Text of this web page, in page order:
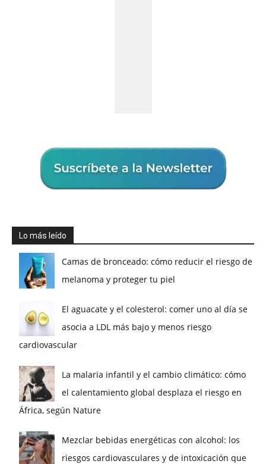
Lo más leído
Camas de bronceado: cómo reducir el riesgo de
melanoma y proteger tu piel
El aguacate y el colesterol: comer uno al día se
asocia a LDL más bajo y menos riesgo
cardiovascular
La malaria infantil y el cambio climático: cómo
el calentamiento global desplaza el riesgo en
África, según Nature
Mezclar bebidas energéticas con alcohol: los
riesgos cardiovasculares y de intoxicación que